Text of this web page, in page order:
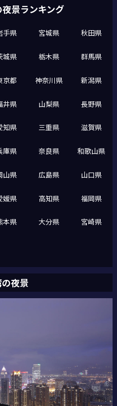
景ランキング
手県 宮城県 秋田県
城県 栃木県 群馬県
京都 神奈川県 新潟県
井県 山梨県 長野県
知県 三重県 滋賀県
庫県 奈良県 和歌山県
山県 広島県 山口県
媛県 高知県 福岡県
本県 大分県 宮崎県
夜景